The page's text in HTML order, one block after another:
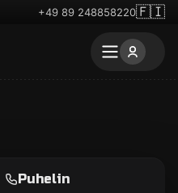
+49 89 248858220🇫🇮
Puhelin